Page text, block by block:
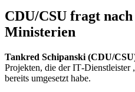
CDU/CSU fragt
Ministerien
Tankred Schipanski (CDU/
Projekten, die derIT-Dienstleister
bereits umgesetzt habe.